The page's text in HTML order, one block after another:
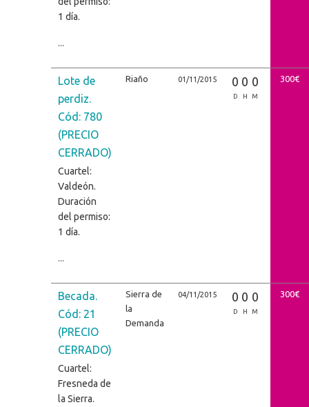
1 día.
Lote de
perdiz.
Cód: 780
(PRECIO
CERRADO)
Cuartel:
Valdeón.
Duración
del permiso:
1 día.
Riaño 01/11/2015 0
D
0
H
0
M
300€
Becada.
Cód: 21
(PRECIO
CERRADO)
Cuartel:
Fresneda de
la Sierra.
Sierra de
la
Demanda
04/11/2015 0
D
0
H
0
M
300€